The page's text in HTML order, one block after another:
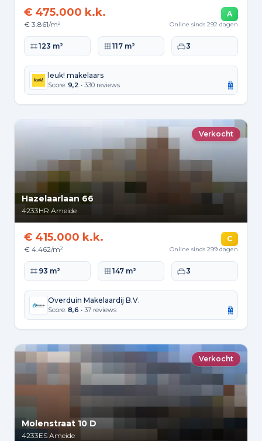
€ 475.000 k.k.
€ 3.861/m²
A
Online sinds 292 dagen
Woonoppervlakte
123 m² Perceeloppervlakte
117 m² Slaapkamers
3
leuk! makelaars
Score: 9,2 • 330 reviews
Verkocht
Hazelaarlaan 66
4233HR Ameide
€ 415.000 k.k.
€ 4.462/m²
C
Online sinds 299 dagen
Woonoppervlakte
93 m² Perceeloppervlakte
147 m² Slaapkamers
3
Overduin Makelaardij B.V.
Score: 8,6 • 37 reviews
Verkocht
Molenstraat 10 D
4233ES Ameide